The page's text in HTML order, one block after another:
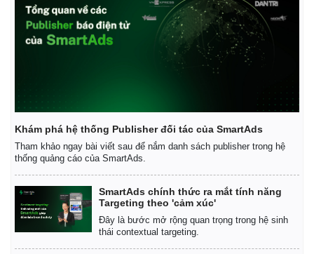
Khám phá hệ thống Publisher đối tác của SmartAds
Tham khảo ngay bài viết sau để nắm danh sách publisher trong hệ
thống quảng cáo của SmartAds.
SmartAds chính thức ra mắt tính năng
Targeting theo 'cảm xúc'
Đây là bước mở rộng quan trọng trong hệ sinh
thái contextual targeting.